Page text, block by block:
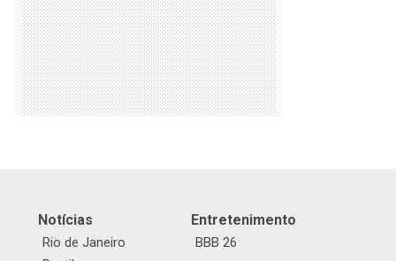
Notícias
Rio de Janeiro
Entretenimento
BBB 26